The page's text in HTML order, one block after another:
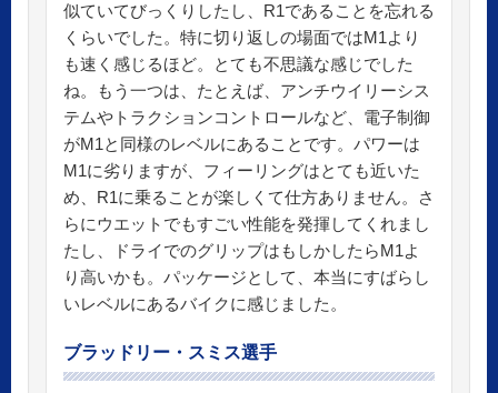
似ていてびっくりしたし、R1であることを忘れる
くらいでした。特に切り返しの場面ではM1より
も速く感じるほど。とても不思議な感じでした
ね。もう一つは、たとえば、アンチウイリーシス
テムやトラクションコントロールなど、電子制御
がM1と同様のレベルにあることです。パワーは
M1に劣りますが、フィーリングはとても近いた
め、R1に乗ることが楽しくて仕方ありません。さ
らにウエットでもすごい性能を発揮してくれまし
たし、ドライでのグリップはもしかしたらM1よ
り高いかも。パッケージとして、本当にすばらし
いレベルにあるバイクに感じました。
ブラッドリー・スミス選手